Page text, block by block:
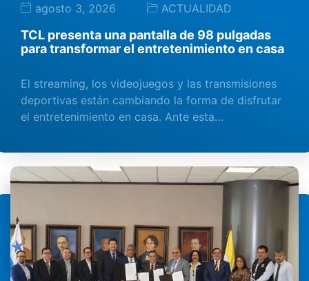
agosto 3, 2026 ACTUALIDAD
TCL presenta una pantalla de 98 pulgadas
para transformar el entretenimiento en casa
El streaming, los videojuegos y las transmisiones
deportivas están cambiando la forma de disfrutar
el entretenimiento en casa. Ante esta…